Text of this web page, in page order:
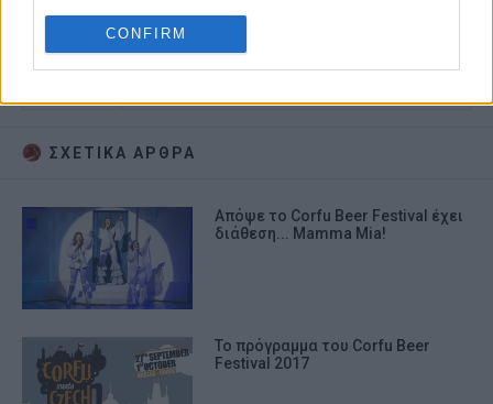
I want to allow Google to enable storage
related to security, including
prevention, and other user protection.
CONFIRM
ΣΧΕΤΙΚA AΡΘΡΑ
Απόψε το Corfu Beer Festival έχει
διάθεση... Mamma Mia!
Το πρόγραμμα του Corfu Beer
Festival 2017